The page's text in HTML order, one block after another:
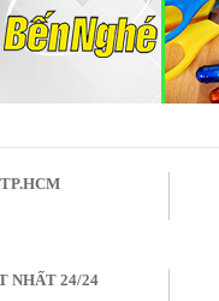
NHẤT 24/24